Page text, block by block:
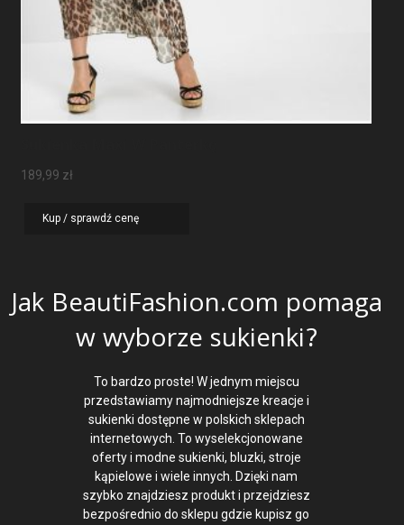
189,99 zł
Kup / sprawdź cenę
Jak BeautiFashion.com pomaga
w wyborze sukienki?
To bardzo proste! W jednym miejscu
przedstawiamy najmodniejsze kreacje i
sukienki dostępne w polskich sklepach
internetowych. To wyselekcjonowane
oferty i modne sukienki, bluzki, stroje
kąpielowe i wiele innych. Dzięki nam
szybko znajdziesz produkt i przejdziesz
bezpośrednio do sklepu gdzie kupisz go